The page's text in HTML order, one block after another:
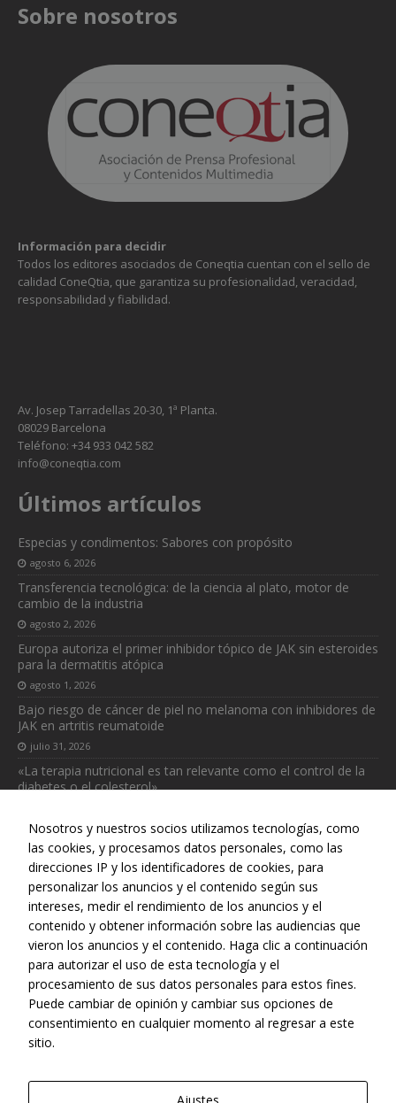
Sobre nosotros
Información para decidir
Todos los editores asociados de Coneqtia cuentan con el sello de
calidad ConeQtia, que garantiza su profesionalidad, veracidad,
responsabilidad y fiabilidad.
Av. Josep Tarradellas 20-30, 1ª Planta.
08029 Barcelona
Teléfono: +34 933 042 582
info@coneqtia.com
Últimos artículos
Especias y condimentos: Sabores con propósito
agosto 6, 2026
Transferencia tecnológica: de la ciencia al plato, motor de
cambio de la industria
agosto 2, 2026
Europa autoriza el primer inhibidor tópico de JAK sin esteroides
para la dermatitis atópica
agosto 1, 2026
Bajo riesgo de cáncer de piel no melanoma con inhibidores de
JAK en artritis reumatoide
julio 31, 2026
«La terapia nutricional es tan relevante como el control de la
diabetes o el colesterol»
Web realizada con el patrocinio del Centro Español de Derechos
Reprográficos
Nosotros y nuestros socios utilizamos tecnologías, como
las cookies, y procesamos datos personales, como las
direcciones IP y los identificadores de cookies, para
personalizar los anuncios y el contenido según sus
intereses, medir el rendimiento de los anuncios y el
contenido y obtener información sobre las audiencias que
vieron los anuncios y el contenido. Haga clic a continuación
para autorizar el uso de esta tecnología y el
procesamiento de sus datos personales para estos fines.
Puede cambiar de opinión y cambiar sus opciones de
consentimiento en cualquier momento al regresar a este
sitio.